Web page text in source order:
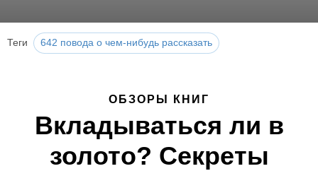
Теги 642 повода о чем-нибудь рассказать
ОБЗОРЫ КНИГ
Вкладываться ли в
золото? Секреты